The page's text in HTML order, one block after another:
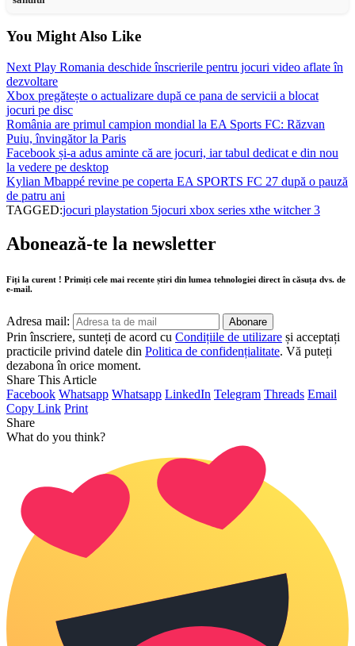
You Might Also Like
Next Play Romania deschide înscrierile pentru jocuri video aflate în
dezvoltare
Xbox pregătește o actualizare după ce pana de servicii a blocat
jocuri pe disc
România are primul campion mondial la EA Sports FC: Răzvan
Puiu, învingător la Paris
Facebook și-a adus aminte că are jocuri, iar tabul dedicat e din nou
la vedere pe desktop
Kylian Mbappé revine pe coperta EA SPORTS FC 27 după o pauză
de patru ani
TAGGED:jocuri playstation 5jocuri xbox series xthe witcher 3
Abonează-te la newsletter
Fiți la curent ! Primiți cele mai recente știri din lumea tehnologiei direct în căsuța dvs. de
e-mail.
Adresa mail:
Prin înscriere, sunteți de acord cu Condițiile de utilizare și acceptați
practicile privind datele din Politica de confidențialitate. Vă puteți
dezabona în orice moment.
Share This Article
Facebook Whatsapp Whatsapp LinkedIn Telegram Threads Email
Copy Link Print
Share
What do you think?